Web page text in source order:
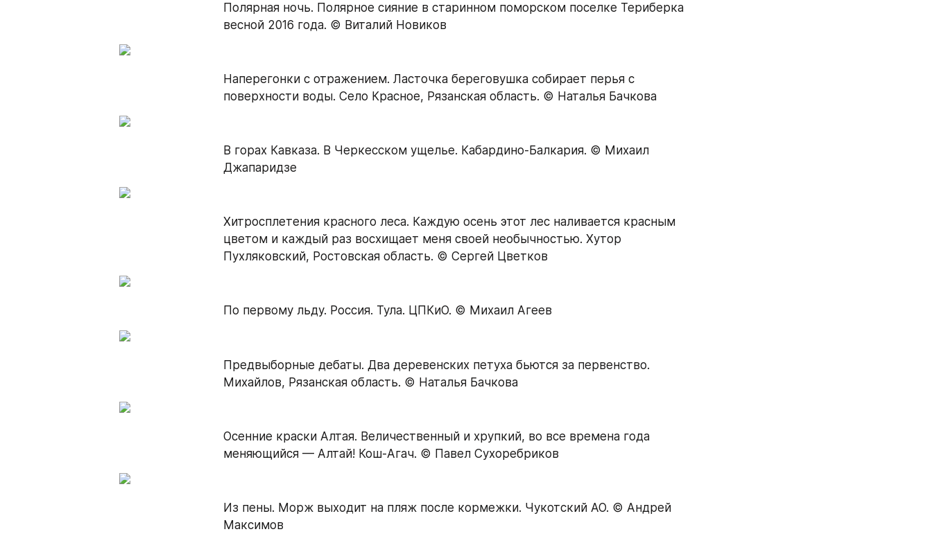
Полярная ночь. Полярное сияние в старинном поморском поселке Териберка
весной 2016 года. © Виталий Новиков
Наперегонки с отражением. Ласточка береговушка собирает перья с
поверхности воды. Село Красное, Рязанская область. © Наталья Бачкова
В горах Кавказа. В Черкесском ущелье. Кабардино-Балкария. © Михаил
Джапаридзе
Хитросплетения красного леса. Каждую осень этот лес наливается красным
цветом и каждый раз восхищает меня своей необычностью. Хутор
Пухляковский, Ростовская область. © Сергей Цветков
По первому льду. Россия. Тула. ЦПКиО. © Михаил Агеев
Предвыборные дебаты. Два деревенских петуха бьются за первенство.
Михайлов, Рязанская область. © Наталья Бачкова
Осенние краски Алтая. Величественный и хрупкий, во все времена года
меняющийся — Алтай! Кош-Агач. © Павел Сухоребриков
Из пены. Морж выходит на пляж после кормежки. Чукотский АО. © Андрей
Максимов